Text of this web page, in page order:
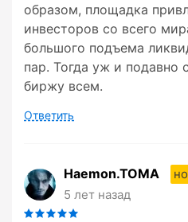
образом, площадка
инвесторов со всего
большого подъема
пар. Тогда уж и подавно
биржу всем.
Ответить
Haemon.TOMA
5 лет назад